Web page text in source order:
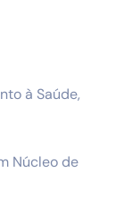
à Saúde,
Núcleo de